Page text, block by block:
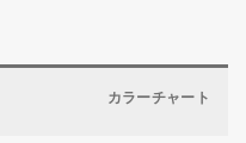
カラーチャート